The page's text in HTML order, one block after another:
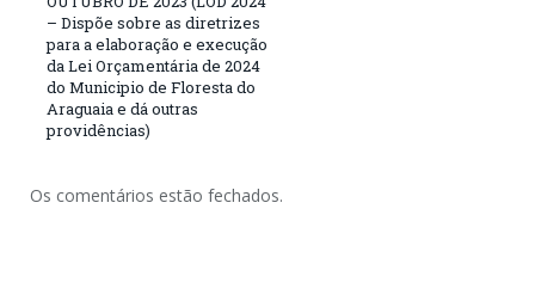
– Dispõe sobre as diretrizes
para a elaboração e execução
da Lei Orçamentária de 2024
do Municipio de Floresta do
Araguaia e dá outras
providências)
Os comentários estão fechados.